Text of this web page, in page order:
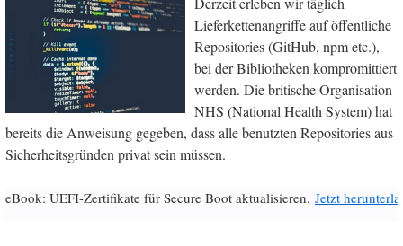
Lieferkettenangriffe auf öffentliche
Repositories (GitHub, npm etc.),
bei der Bibliotheken kompromittiert
werden. Die britische Organisation
NHS (National Health System) hat
bereits die Anweisung gegeben, dass alle benutzten Repositories aus
Sicherheitsgründen privat sein müssen.
eBook: UEFI-Zertifikate für Secure Boot aktualisieren. Jetzt